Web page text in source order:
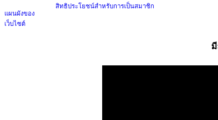
แผนผังของ
เว็บไซต์
สิทธิประโยชน์สำหรับการเป็นสมาชิก